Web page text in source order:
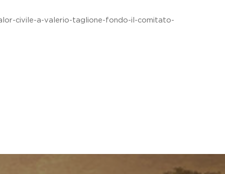
civile-a-valerio-taglione-fondo-il-comitato-